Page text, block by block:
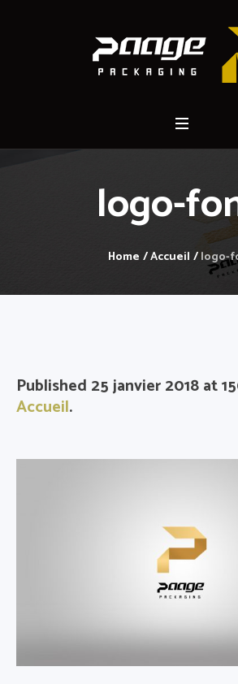
logo-
Home /Accueil /logo-
Published 25 janvier 2018at
Accueil.